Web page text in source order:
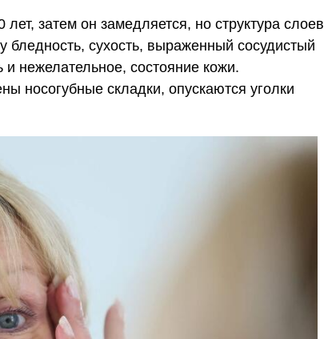
затем он замедляется, но структура слоев
бледность, сухость, выраженный сосудистый
и нежелательное, состояние кожи.
носогубные складки, опускаются уголки